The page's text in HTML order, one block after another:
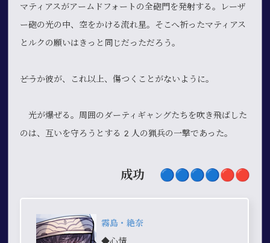
マティアスがアームドフォートの全砲門を発射する。レーザ
ー砲の光の中、空をかける流れ星。そこへ祈ったマティアス
とルクの願いはきっと同じだっただろう。
――どうか彼が、これ以上、傷つくことがないように。
光が爆ぜる。周囲のダーティギャングたちを吹き飛ばした
のは、互いを守ろうとする2人の猟兵の一撃であった。
成功 🔵​🔵​🔵​🔵​🔴​🔴​
霧島・絶奈
◆心情